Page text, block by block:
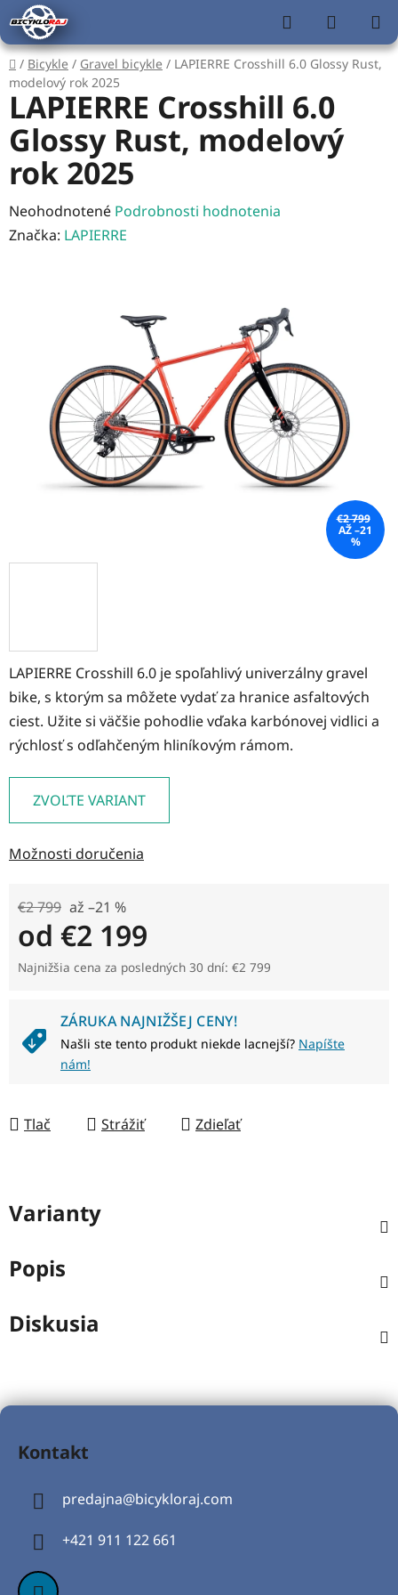
Prejsť
na
obsah
Hľadať
KOŠÍK
Domov
/ Bicykle / Gravel bicykle / LAPIERRE Crosshill 6.0 Glossy Rust,
modelový rok 2025
LAPIERRE Crosshill 6.0 je spoľahlivý univerzálny gravel
bike, s ktorým sa môžete vydať za hranice asfaltových
ciest. Užite si väčšie pohodlie vďaka karbónovej vidlici a
rýchlosť s odľahčeným hliníkovým rámom.
ZVOĽTE VARIANT
Možnosti doručenia
€2 799 až –21 %
od €2 199
Jednotková cena:
Najnižšia cena za posledných 30 dní: €2 799
ZÁRUKA NAJNIŽŠEJ CENY!
Našli ste tento produkt niekde lacnejší? Napíšte
nám!
Tlač Strážiť Zdieľať
LAPIERRE Crosshill 6.0
Glossy Rust, modelový
rok 2025
Priemerné
hodnotenie
hviezdičiek.
Neohodnotené Podrobnosti hodnotenia
Značka: LAPIERRE
€2 799
AŽ –21
%
Varianty
Popis
Diskusia
Z
Kontakt
predajna@bicykloraj.com
+421 911 122 661